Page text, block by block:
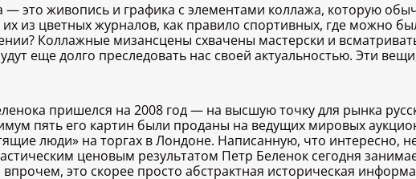
— это живопись и графика с элементами коллажа, которую
из цветных журналов, как правило спортивных, где можно
Коллажные мизансцены схвачены мастерски и
еще долго преследовать нас своей актуальностью. Эти
пришелся на 2008 год — на высшую точку для рынка
пять его картин были проданы на ведущих мировых
люди» на торгах в Лондоне. Написанную, что интересно,
ценовым результатом Петр Беленок сегодня
впрочем, это скорее просто абстрактная историческая